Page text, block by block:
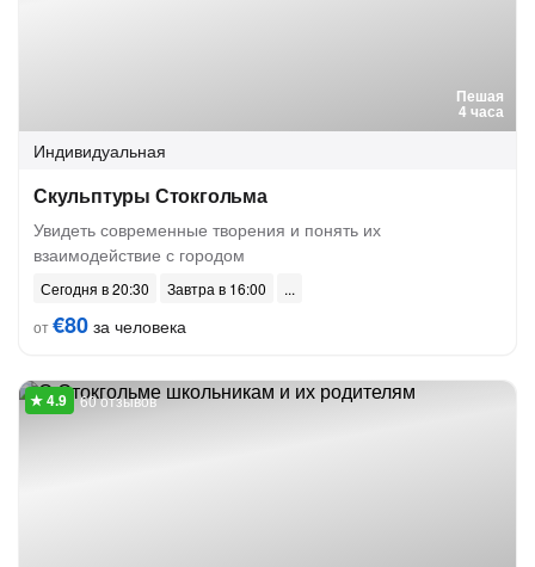
Пешая
4 часа
Индивидуальная
Скульптуры Стокгольма
Увидеть современные творения и понять их
взаимодействие с городом
Сегодня в 20:30
Завтра в 16:00
от€80 за человека
60 отзывов